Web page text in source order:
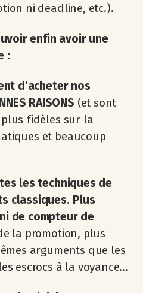
ni deadline, etc.).
enfin avoir une
:
d’acheter nos
RAISONS (et sont
fidèles sur la
et beaucoup
les techniques de
classiques. Plus
de compteur de
la promotion, plus
arguments que les
escrocs à la voyance…